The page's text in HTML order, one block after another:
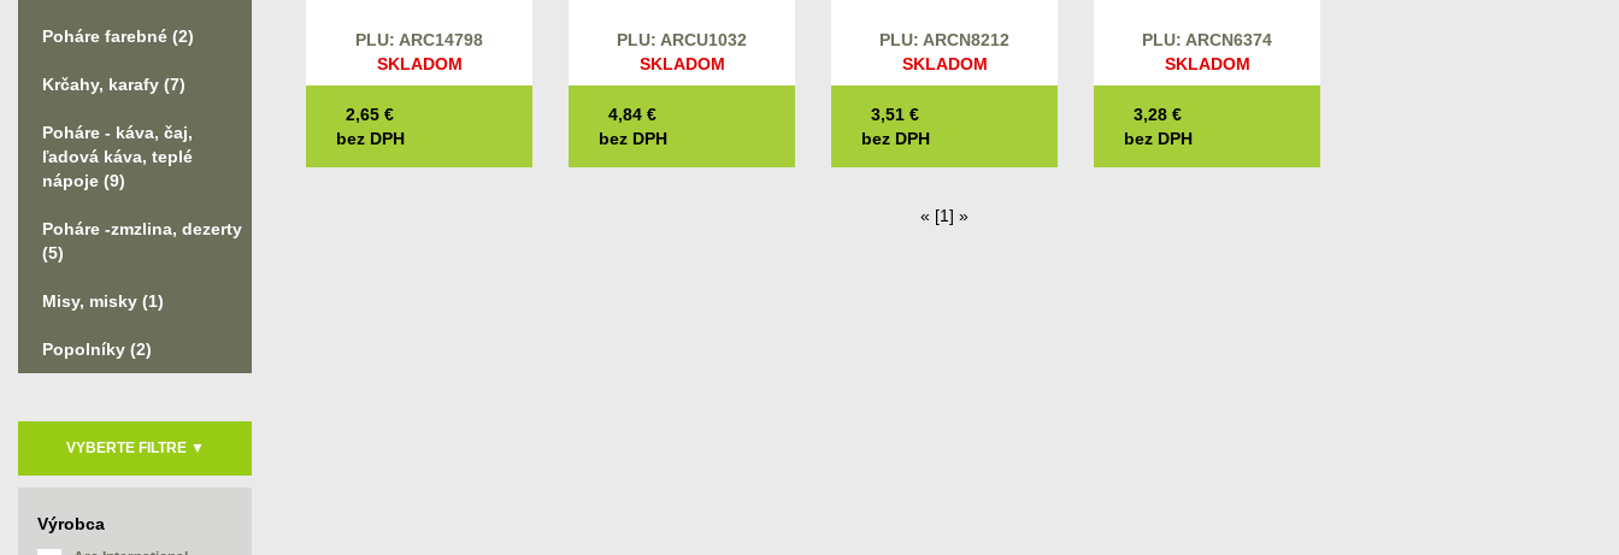
Poháre farebné (2)
Krčahy, karafy (7)
Poháre - káva, čaj,
ľadová káva, teplé
nápoje (9)
Poháre -zmzlina, dezerty
(5)
Misy, misky (1)
Popolníky (2)
VYBERTE FILTRE ▼
Výrobca
PLU: ARC14798
SKLADOM
2,65 €
bez DPH
PLU: ARCU1032
SKLADOM
4,84 €
bez DPH
PLU: ARCN8212
SKLADOM
3,51 €
bez DPH
PLU: ARCN6374
SKLADOM
3,28 €
bez DPH
« [1] »